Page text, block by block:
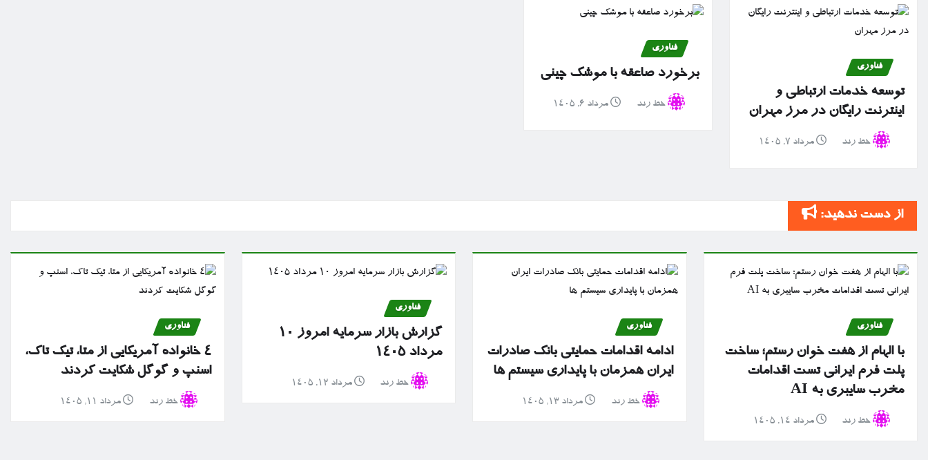
فناوری
توسعه خدمات ارتباطی و
اینترنت رایگان در مرز مهران
خط رند مرداد ۷, ۱۴۰۵
فناوری
برخورد صاعقه با موشک چینی
خط رند مرداد ۶, ۱۴۰۵
از دست ندهید:
فناوری
با الهام از هفت خوان رستم؛ ساخت
پلت فرم ایرانی تست اقدامات
مخرب سایبری به AI
خط رند مرداد ۱۴, ۱۴۰۵
فناوری
ادامه اقدامات حمایتی بانک صادرات
ایران همزمان با پایداری سیستم ها
خط رند مرداد ۱۳, ۱۴۰۵
فناوری
گزارش بازار سرمایه امروز ۱۰
مرداد ۱۴۰۵
خط رند مرداد ۱۲, ۱۴۰۵
فناوری
۴ خانواده آمریکایی از متا، تیک تاک،
اسنپ و گوگل شکایت کردند
خط رند مرداد ۱۱, ۱۴۰۵